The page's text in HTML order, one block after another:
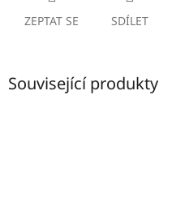
ZEPTAT SE SDÍLET
Související produkty